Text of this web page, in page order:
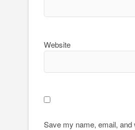
Website
Save my name, email,